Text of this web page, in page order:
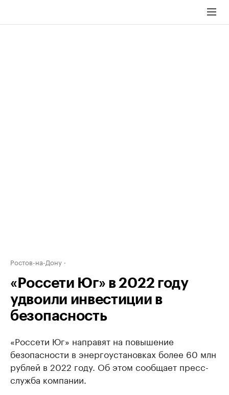
Ростов-на-Дону
«Россети Юг» в 2022 году
удвоили инвестиции в
безопасность
«Россети Юг» направят на повышение
безопасности в энергоустановках более 60 млн
рублей в 2022 году. Об этом сообщает пресс-
служба компании.